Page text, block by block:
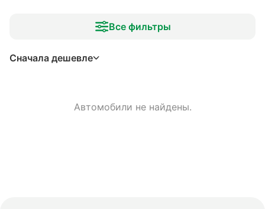
Все фильтры
Сначала дешевле
Автомобили не найдены.